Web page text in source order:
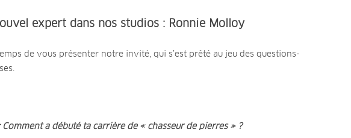
expert dans nos studios : Ronnie Molloy
de vous présenter notre invité, qui s’est prêté au jeu des questions-
Comment a débuté ta carrière de « chasseur de pierres » ?